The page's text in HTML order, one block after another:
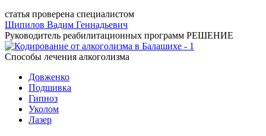
статья проверена специалистом
Шипилов Вадим Геннадьевич
Руководитель реабилитационных программ РЕШЕНИЕ
Способы лечения алкоголизма
Довженко
Подшивка
Гипноз
Уколом
Лазер